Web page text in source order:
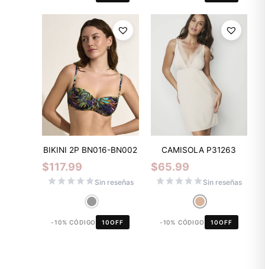
BIKINI 2P BN016-BN002
$117.99
Sin reseñas
-10% CÓDIGO 10OFF
CAMISOLA P31263
$65.99
Sin reseñas
-10% CÓDIGO 10OFF